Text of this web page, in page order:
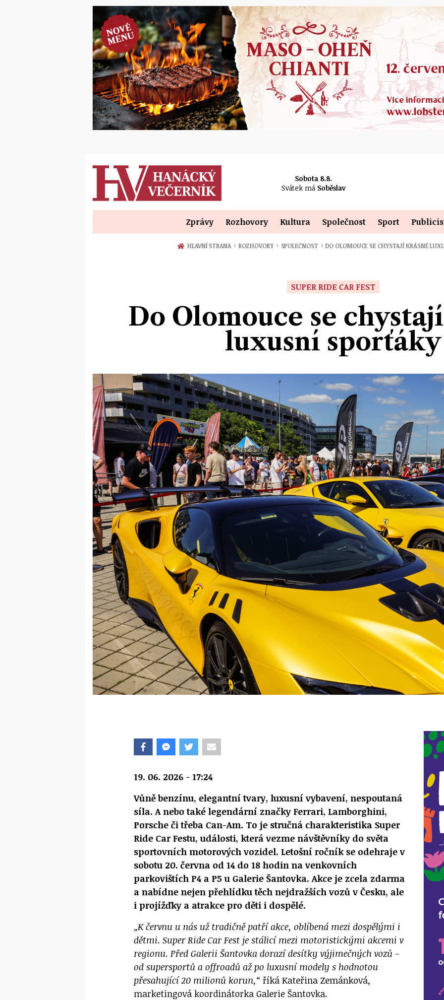
Sobota 8.8.
Svátek má Soběslav
Zprávy Rozhovory Kultura Společnost Sport
HLAVNÍ STRANA › ROZHOVORY › SPOLEČNOST › DO OLOMOUCE SE CHYSTAJÍ KRÁSNÉ
SUPER RIDE CAR FEST
Do Olomouce se
luxusní sporťáky
19. 06. 2026 - 17:24
Vůně benzínu, elegantní tvary, luxusní vybavení, nespoutaná
síla. A nebo také legendární značky Ferrari, Lamborghini,
Porsche či třeba Can-Am. To je stručná charakteristika Super
Ride Car Festu, události, která vezme návštěvníky do světa
sportovních motorových vozidel. Letošní ročník se odehraje v
sobotu 20. června od 14 do 18 hodin na venkovních
parkovištích P4 a P5 u Galerie Šantovka. Akce je zcela zdarma
a nabídne nejen přehlídku těch nejdražších vozů v Česku, ale
i projížďky a atrakce pro děti i dospělé.
„K červnu u nás už tradičně patří akce, oblíbená mezi dospělými i
dětmi. Super Ride Car Fest je stálicí mezi motoristickými akcemi v
regionu. Před Galerii Šantovka dorazí desítky výjimečných vozů –
od supersportů a offroadů až po luxusní modely s hodnotou
přesahující 20 milionů korun,“ říká Kateřina Zemánková,
marketingová koordinátorka Galerie Šantovka.